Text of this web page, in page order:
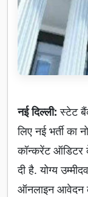
नई दिल्ली:स्टेट
लिए नई भर्ती का
कॉन्करेंट
दी है. योग्य
ऑनलाइन आवेदन